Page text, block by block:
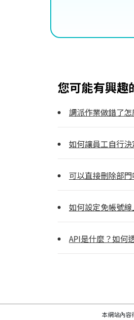
您可能有興趣
調派作業做錯了
如何讓員工自行
可以直接刪除部門
如何設定免帳號
API是什麼？如何
本網站內容